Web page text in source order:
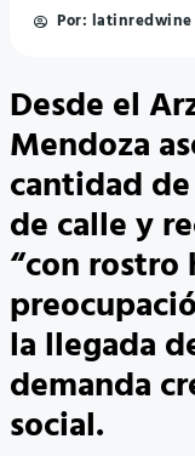
Por: latinredwine
Desde el
Mendoza
cantidad
de calle y
“con rostro
la llegada
demanda
social.